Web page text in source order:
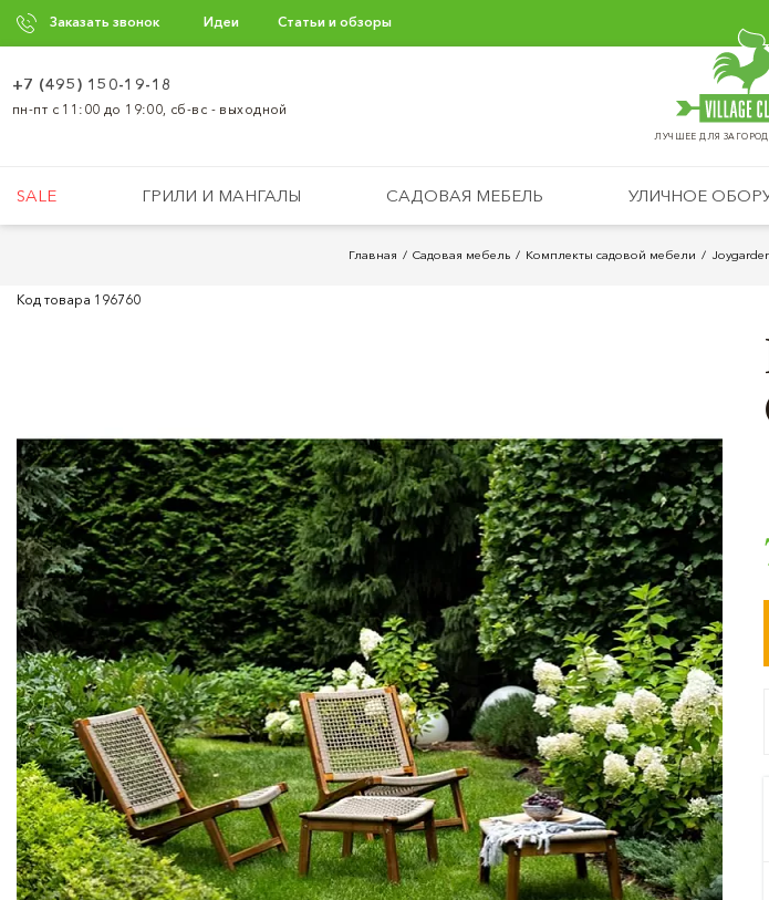
Заказать звонок Идеи Статьи и обзоры
ЛУЧШЕЕ ДЛЯ
+7 (495) 150-19-18
пн-пт с 11:00 до 19:00, сб-вс - выходной
SALE ГРИЛИ И МАНГАЛЫ САДОВАЯ МЕБЕЛЬ УЛИЧНОЕ
Главная Садовая мебель Комплекты садовой мебели
Код товара 196760